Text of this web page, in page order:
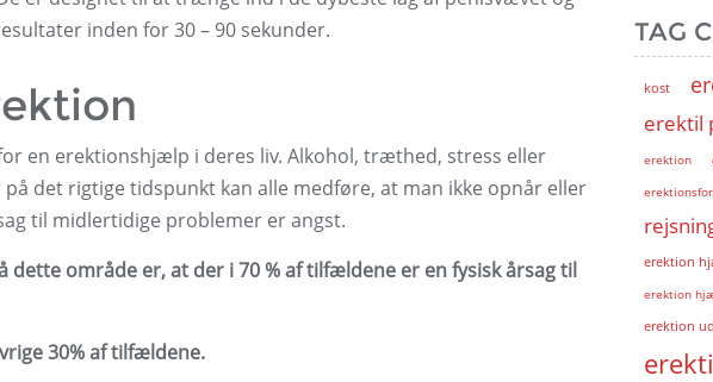
inden for 30 – 90 sekunder.
en erektionshjælp i deres liv. Alkohol, træthed, stress eller
det rigtige tidspunkt kan alle medføre, at man ikke opnår eller
til midlertidige problemer er angst.
dette område er, at der i 70 % af tilfældene er en fysisk årsag til
30% af tilfældene.
TAG
kost
erektil
erektion
erektion
erektion
erektion